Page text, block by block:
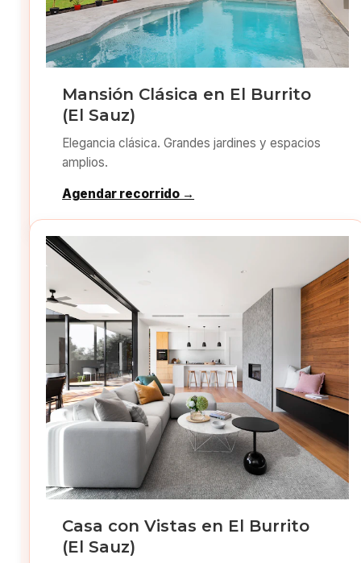
Mansión Clásica en El Burrito
(El Sauz)
Elegancia clásica. Grandes jardines y espacios
amplios.
Agendar recorrido →
Casa con Vistas en El Burrito
(El Sauz)